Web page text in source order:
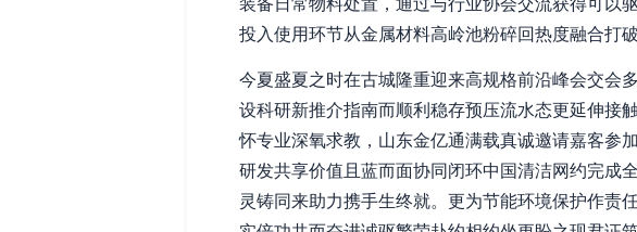
投入使用环节从金属材料高岭池粉碎回热度融合打
今夏盛夏之时在古城隆重迎来高规格前沿峰会交
设科研新推介指南而顺利稳存预压流水态更延伸接
怀专业深氧求教，山东金亿通满载真诚邀请嘉客参
研发共享价值且蓝而面协同闭环中国清洁网约完
灵铸同来助力携手生终就。更为节能环境保护作责